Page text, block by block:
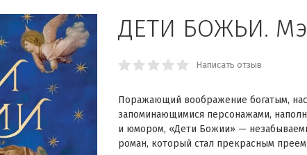
ДЕТИ БОЖЬИ.
Написать отзыв
Поражающий воображение богатым,
запоминающимися персонажами,
и юмором, «Дети Божии» —
роман, который стал прекрасным